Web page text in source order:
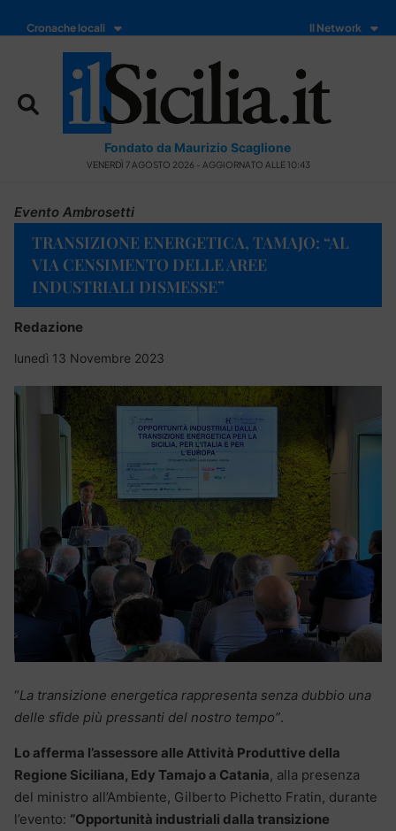
Cronache locali Il Network
Fondato da Maurizio Scaglione
VENERDÌ 7 AGOSTO 2026 - AGGIORNATO ALLE 10:43
Evento Ambrosetti
TRANSIZIONE ENERGETICA, TAMAJO: “AL
VIA CENSIMENTO DELLE AREE
INDUSTRIALI DISMESSE”
Redazione
lunedì 13 Novembre 2023
“La transizione energetica rappresenta senza dubbio una
delle sfide più pressanti del nostro tempo”.
Lo afferma l’assessore alle Attività Produttive della
Regione Siciliana, Edy Tamajo a Catania, alla presenza
del ministro all’Ambiente, Gilberto Pichetto Fratin, durante
l’evento: “Opportunità industriali dalla transizione